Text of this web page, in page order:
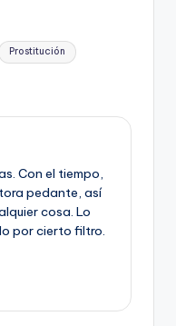
Prostitución
Con el tiempo,
pedante, así
cosa. Lo
por cierto filtro.